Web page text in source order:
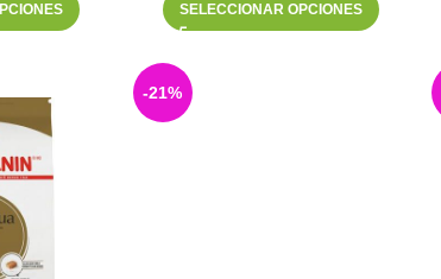
SELECCIONAR OPCIONES
-21%